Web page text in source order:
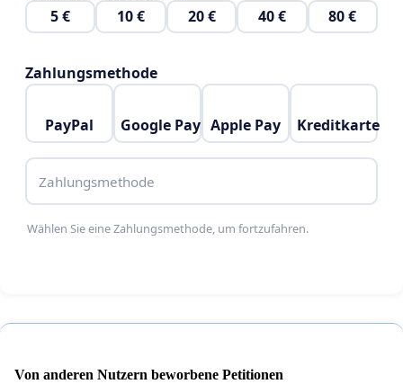
5 €
10 € 20 € 40 € 80 €
Zahlungsmethode
PayPal Google Pay Apple Pay Kreditkarte
Zahlungsmethode
Wählen Sie eine Zahlungsmethode, um fortzufahren.
Von anderen Nutzern beworbene Petitionen